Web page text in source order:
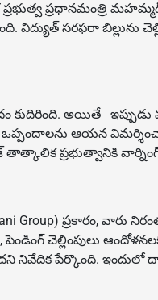
ప్రభుత్వ ప్రధానమంత్రి
విద్యుత్ సరఫరా బిల్లును
కుదిరింది. అయితే
ఆయన
ప్రభుత్వానికి
ప్రకారం, వారు
చెల్లింపులు
నివేదిక పేర్కొంది. ఇందులో